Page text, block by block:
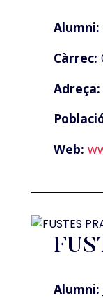
Alumni:
Càrrec:
Adreça:
Web:
Alumni: